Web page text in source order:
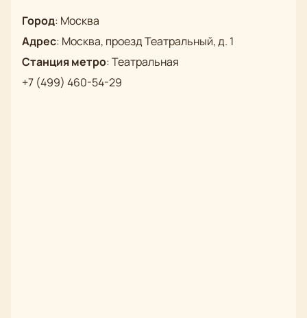
Город: Москва
Адрес: Москва, проезд Театральный, д. 1
Станция метро:Театральная
+7 (499) 460-54-29